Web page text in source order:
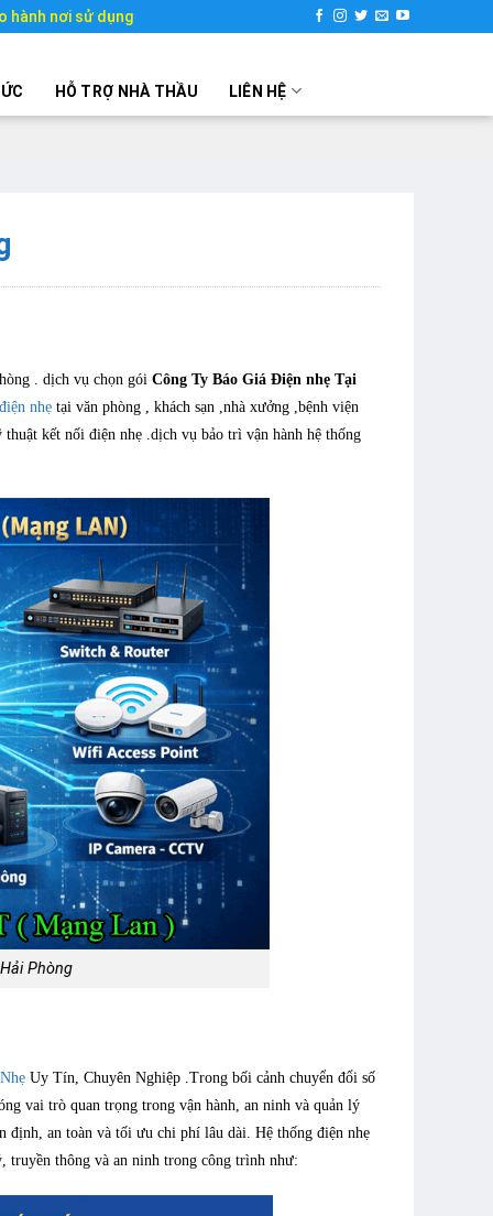
hành nơi sử dụng
HỖ TRỢ NHÀ THẦU LIÊN HỆ
. dịch vụ chọn gói Công Ty Báo Giá Điện nhẹ Tại
nhẹ tại văn phòng , khách sạn ,nhà xưởng ,bệnh viện
kết nối điện nhẹ .dịch vụ bảo trì vận hành hệ thống
Phòng
Uy Tín, Chuyên Nghiệp .Trong bối cảnh chuyển đổi số
vai trò quan trọng trong vận hành, an ninh và quản lý
định, an toàn và tối ưu chi phí lâu dài. Hệ thống điện nhẹ
truyền thông và an ninh trong công trình như: